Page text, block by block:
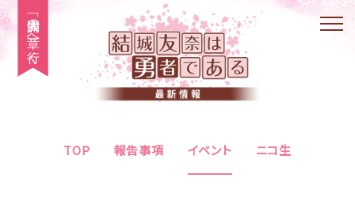
TOP 報告事項 イベント ニコ生
「大満開の章」へ行く